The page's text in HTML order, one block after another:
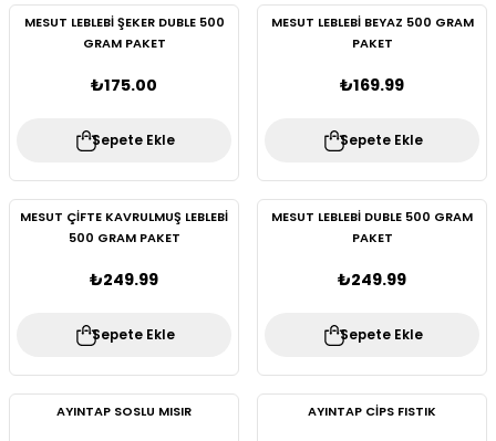
MESUT LEBLEBİ ŞEKER DUBLE 500
GRAM PAKET
₺175.00
Sepete Ekle
MESUT LEBLEBİ BEYAZ 500 GRAM
PAKET
₺169.99
Sepete Ekle
MESUT ÇİFTE KAVRULMUŞ LEBLEBİ
500 GRAM PAKET
₺249.99
Sepete Ekle
MESUT LEBLEBİ DUBLE 500 GRAM
PAKET
₺249.99
Sepete Ekle
AYINTAP SOSLU MISIR AYINTAP CİPS FISTIK